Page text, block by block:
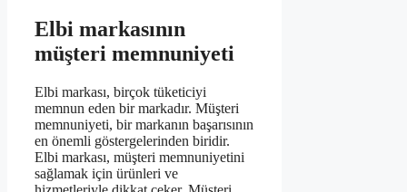
Elbi markasının
müşteri memnuniyeti
Elbi markası, birçok tüketiciyi
memnun eden bir markadır. Müşteri
memnuniyeti, bir markanın başarısının
en önemli göstergelerinden biridir.
Elbi markası, müşteri memnuniyetini
sağlamak için ürünleri ve